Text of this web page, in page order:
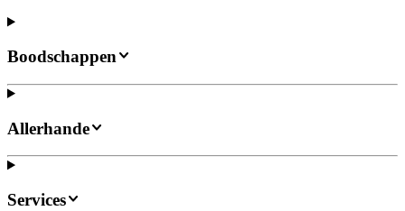
Boodschappen
Allerhande
Services